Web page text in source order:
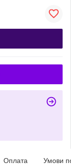
Оплата Умови